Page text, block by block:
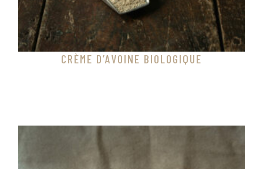
CRÈME D’AVOINE BIOLOGIQUE